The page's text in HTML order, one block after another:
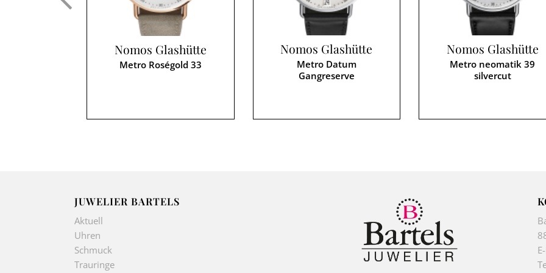
Nomos Glashütte
Metro Roségold 33
Nomos Glashütte
Metro Datum
Gangreserve
Nomos Glashütte
Metro neomatik 39
silvercut
JUWELIER BARTELS
Aktuell
Uhren
Schmuck
Trauringe